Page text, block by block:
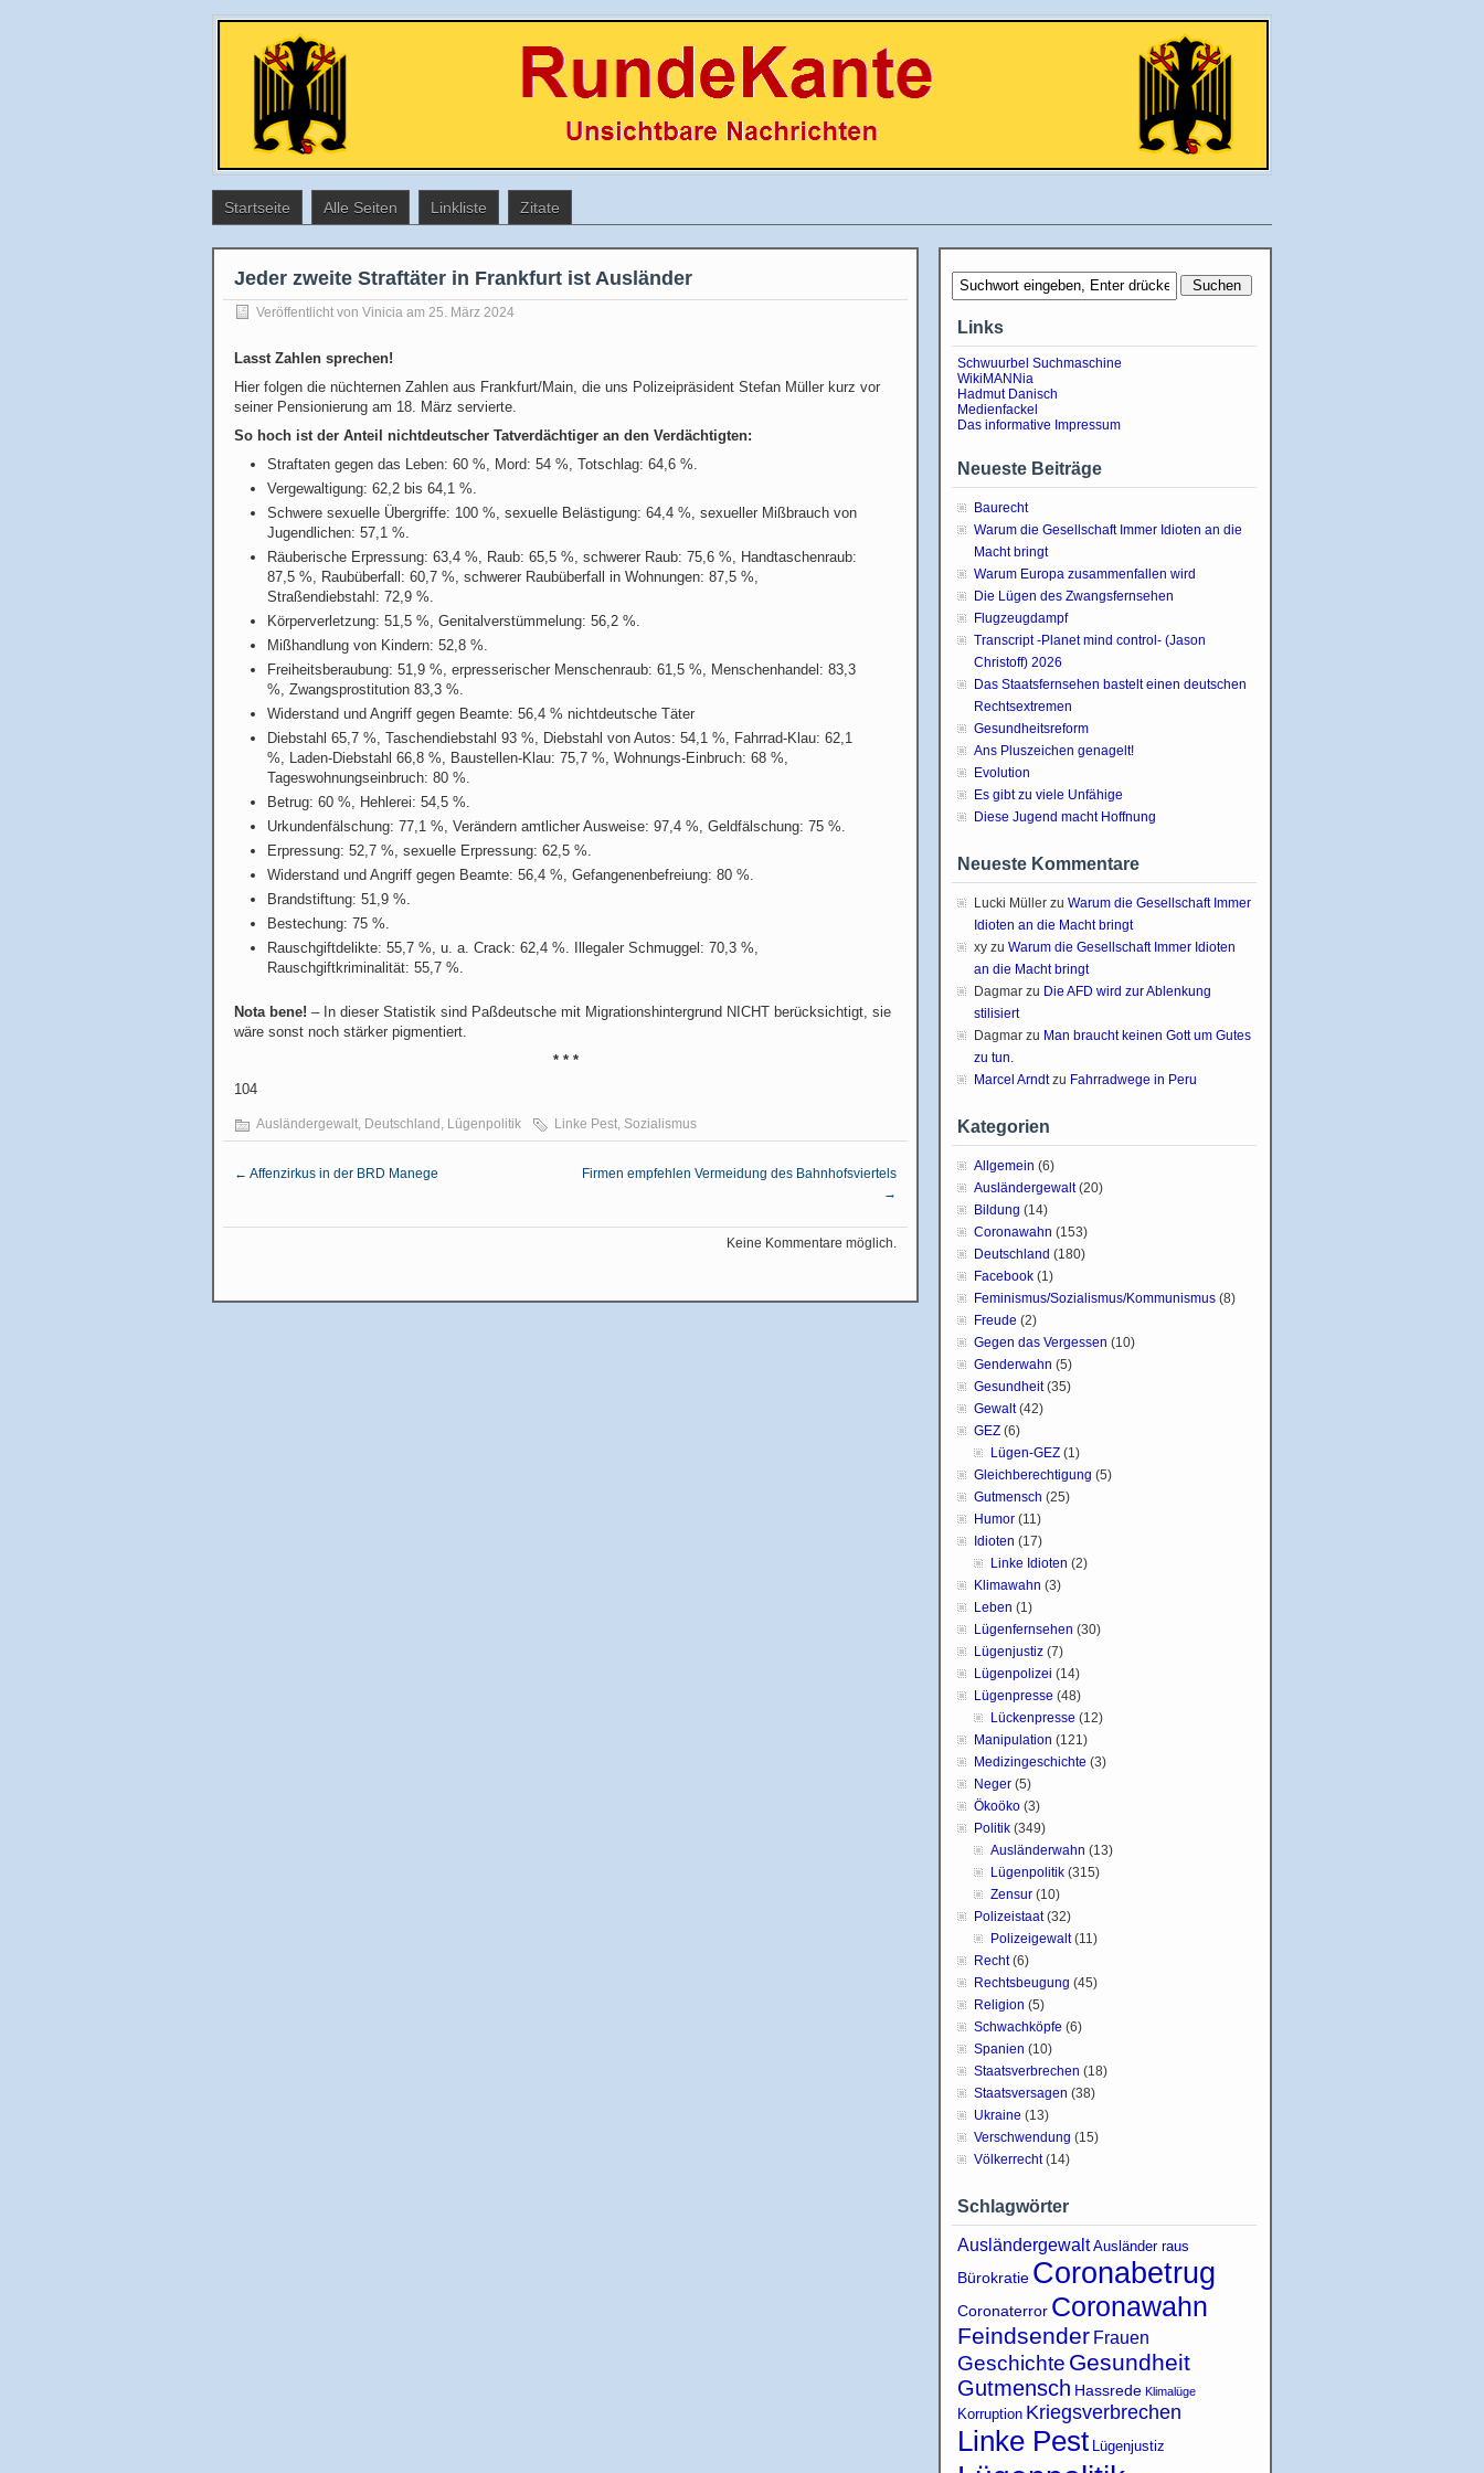
Startseite Alle Seiten Linkliste Zitate
Jeder zweite Straftäter in Frankfurt ist Ausländer
Veröffentlicht von Vinicia am 25. März 2024
Lasst Zahlen sprechen!
Hier folgen die nüchternen Zahlen aus Frankfurt/Main, die uns Polizeipräsident Stefan Müller kurz vor
seiner Pensionierung am 18. März servierte.
So hoch ist der Anteil nichtdeutscher Tatverdächtiger an den Verdächtigten:
Straftaten gegen das Leben: 60 %, Mord: 54 %, Totschlag: 64,6 %.
Vergewaltigung: 62,2 bis 64,1 %.
Schwere sexuelle Übergriffe: 100 %, sexuelle Belästigung: 64,4 %, sexueller Mißbrauch von
Jugendlichen: 57,1 %.
Räuberische Erpressung: 63,4 %, Raub: 65,5 %, schwerer Raub: 75,6 %, Handtaschenraub:
87,5 %, Raubüberfall: 60,7 %, schwerer Raubüberfall in Wohnungen: 87,5 %,
Straßendiebstahl: 72,9 %.
Körperverletzung: 51,5 %, Genitalverstümmelung: 56,2 %.
Mißhandlung von Kindern: 52,8 %.
Freiheitsberaubung: 51,9 %, erpresserischer Menschenraub: 61,5 %, Menschenhandel: 83,3
%, Zwangsprostitution 83,3 %.
Widerstand und Angriff gegen Beamte: 56,4 % nichtdeutsche Täter
Diebstahl 65,7 %, Taschendiebstahl 93 %, Diebstahl von Autos: 54,1 %, Fahrrad-Klau: 62,1
%, Laden-Diebstahl 66,8 %, Baustellen-Klau: 75,7 %, Wohnungs-Einbruch: 68 %,
Tageswohnungseinbruch: 80 %.
Betrug: 60 %, Hehlerei: 54,5 %.
Urkundenfälschung: 77,1 %, Verändern amtlicher Ausweise: 97,4 %, Geldfälschung: 75 %.
Erpressung: 52,7 %, sexuelle Erpressung: 62,5 %.
Widerstand und Angriff gegen Beamte: 56,4 %, Gefangenenbefreiung: 80 %.
Brandstiftung: 51,9 %.
Bestechung: 75 %.
Rauschgiftdelikte: 55,7 %, u. a. Crack: 62,4 %. Illegaler Schmuggel: 70,3 %,
Rauschgiftkriminalität: 55,7 %.
Nota bene! – In dieser Statistik sind Paßdeutsche mit Migrationshintergrund NICHT berücksichtigt, sie
wäre sonst noch stärker pigmentiert.
* * *
104
Ausländergewalt, Deutschland , Lügenpolitik Linke Pest, Sozialismus
← Affenzirkus in der BRD Manege
Firmen empfehlen Vermeidung des Bahnhofsviertels
→
Keine Kommentare möglich.
Links
Schwuurbel Suchmaschine
WikiMANNia
Hadmut Danisch
Medienfackel
Das informative Impressum
Neueste Beiträge
Baurecht
Warum die Gesellschaft Immer Idioten an die
Macht bringt
Warum Europa zusammenfallen wird
Die Lügen des Zwangsfernsehen
Flugzeugdampf
Transcript -Planet mind control- (Jason
Christoff) 2026
Das Staatsfernsehen bastelt einen deutschen
Rechtsextremen
Gesundheitsreform
Ans Pluszeichen genagelt!
Evolution
Es gibt zu viele Unfähige
Diese Jugend macht Hoffnung
Neueste Kommentare
Lucki Müller zu Warum die Gesellschaft Immer
Idioten an die Macht bringt
xy zu Warum die Gesellschaft Immer Idioten
an die Macht bringt
Dagmar zu Die AFD wird zur Ablenkung
stilisiert
Dagmar zu Man braucht keinen Gott um Gutes
zu tun.
Marcel Arndtzu Fahrradwege in Peru
Kategorien
Allgemein (6)
Ausländergewalt(20)
Bildung (14)
Coronawahn (153)
Deutschland (180)
Facebook (1)
Feminismus/Sozialismus/Kommunismus (8)
Freude (2)
Gegen das Vergessen (10)
Genderwahn (5)
Gesundheit(35)
Gewalt(42)
GEZ (6)
Lügen-GEZ (1)
Gleichberechtigung (5)
Gutmensch (25)
Humor (11)
Idioten (17)
Linke Idioten (2)
Klimawahn (3)
Leben (1)
Lügenfernsehen (30)
Lügenjustiz (7)
Lügenpolizei (14)
Lügenpresse (48)
Lückenpresse (12)
Manipulation (121)
Medizingeschichte (3)
Neger (5)
Ökoöko (3)
Politik (349)
Ausländerwahn (13)
Lügenpolitik (315)
Zensur (10)
Polizeistaat(32)
Polizeigewalt(11)
Recht(6)
Rechtsbeugung (45)
Religion (5)
Schwachköpfe (6)
Spanien (10)
Staatsverbrechen (18)
Staatsversagen (38)
Ukraine (13)
Verschwendung (15)
Völkerrecht(14)
Schlagwörter
Ausländergewalt Ausländer raus
Bürokratie Coronabetrug
Coronaterror Coronawahn
Feindsender Frauen
Geschichte Gesundheit
Gutmensch Hassrede Klimalüge
Korruption Kriegsverbrechen
Linke Pest Lügenjustiz